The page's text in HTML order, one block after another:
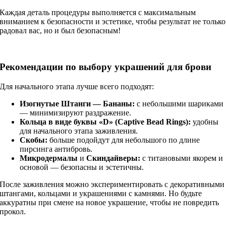
Каждая деталь процедуры выполняется с максимальным
вниманием к безопасности и эстетике, чтобы результат не только
радовал вас, но и был безопасным!
Рекомендации по выбору украшений для брови
Для начального этапа лучше всего подходят:
Изогнутые Штанги — Бананы: с небольшими шариками
— минимизируют раздражение.
Кольца в виде буквы «D» (Captive Bead Rings): удобны
для начального этапа заживления.
Скобы: больше подойдут для небольшого по длине
пирсинга антибровь.
Микродермалы иСкиндайверы:с титановыми якорем и
основой — безопасны и эстетичны.
После заживления можно экспериментировать с декоративными
штангами, кольцами и украшениями с камнями. Но будьте
аккуратны при смене на новое украшение, чтобы не повредить
прокол.